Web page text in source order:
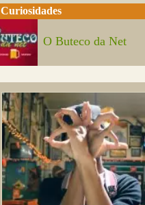
Curiosidades
O Buteco da Net